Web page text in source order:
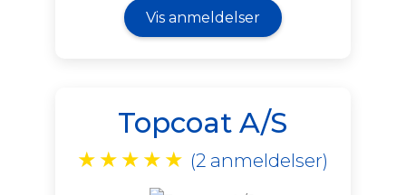
Vis anmeldelser
Topcoat A/S
★ ★ ★ ★ ★ (2 anmeldelser)